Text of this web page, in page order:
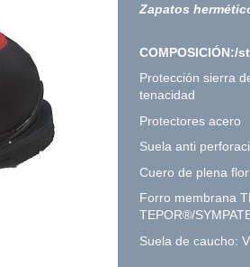
Zapatos
COMPOSICIÓN:/
Protección sierra
tenacidad
Protectores acero
Suela anti
Cuero de plena
Forro membrana
TEPOR®/
Suela de caucho: